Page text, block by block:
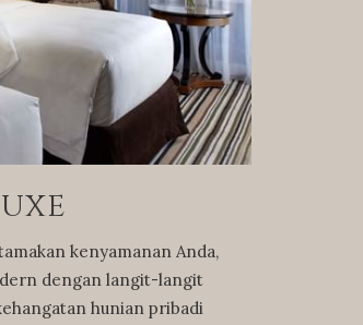
kenyamanan Anda,
dengan langit-langit
hunian pribadi